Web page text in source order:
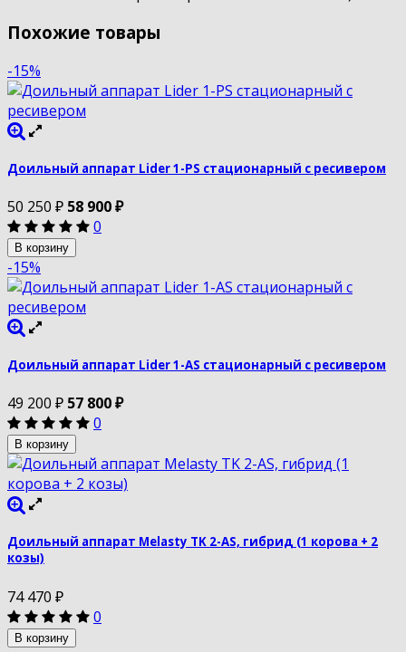
Похожие товары
-15%
Доильный аппарат Lider 1-PS стационарный с ресивером
50 250 ₽ 58 900₽
0
В корзину
-15%
Доильный аппарат Lider 1-AS стационарный с ресивером
49 200 ₽ 57 800₽
0
В корзину
Доильный аппарат Melasty TK 2-AS, гибрид (1 корова + 2
козы)
74 470 ₽
0
В корзину